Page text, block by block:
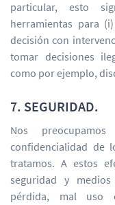
particular, esto
herramientas para
decisión con
tomar decisiones
como por ejemplo,
7. SEGURIDAD.
Nos
confidencialidad de
tratamos. A estos
seguridad y
pérdida, mal uso